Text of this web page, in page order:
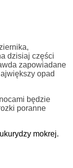
dzisiaj części
zapowiadane
opad
będzie
poranne
mokrej.